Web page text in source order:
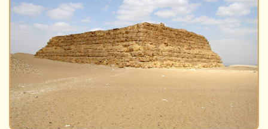
Mach mit!
Buchtipps
Schulmaterialien
Museen